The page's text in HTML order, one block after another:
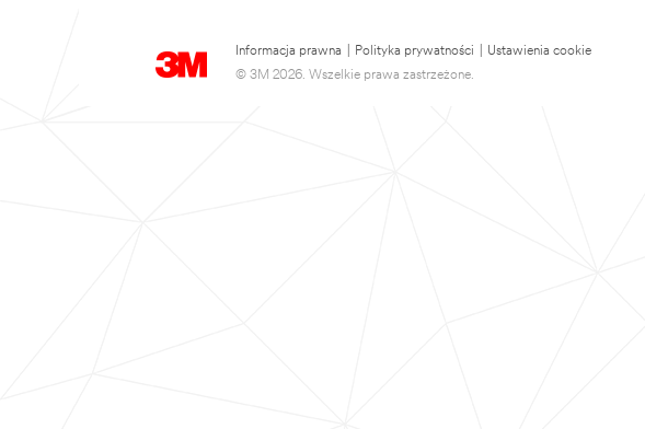
Informacja prawna Polityka prywatności
Ustawienia cookie
© 3M 2026. Wszelkie prawa zastrzeżone.